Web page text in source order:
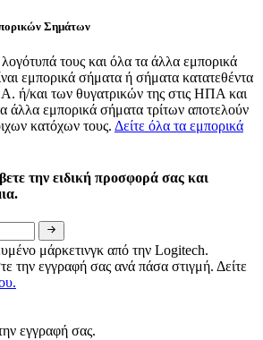
Σημάτων
τους και όλα τα άλλα εμπορικά
εμπορικά σήματα ή σήματα κατατεθέντα
ή/και των θυγατρικών της στις ΗΠΑ και
άλλα εμπορικά σήματα τρίτων αποτελούν
κατόχων τους. Δείτε όλα τα εμπορικά
την ειδική προσφορά σας και
μάρκετινγκ από την Logitech.
την εγγραφή σας ανά πάσα στιγμή. Δείτε
εγγραφή σας.